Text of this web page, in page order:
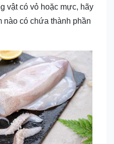
vật có vỏ hoặc mực, hãy
nào có chứa thành phần